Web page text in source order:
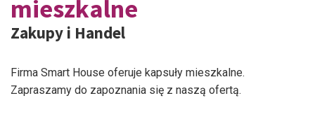
mieszkalne
Zakupy i Handel
Firma Smart House oferuje kapsuły mieszkalne.
Zapraszamy do zapoznania się z naszą ofertą.